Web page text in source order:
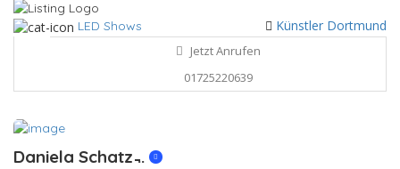
LED Shows Künstler Dortmund
Jetzt Anrufen
01725220639
Daniela Schatz ̵..